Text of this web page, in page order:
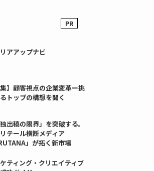
アアップナビ
集】顧客視点の企業変革ー挑
トップの構想を聞く
独出稿の限界」を突破する。
テール横断メディア
」が拓く新市場
ティング・クリエイティブ